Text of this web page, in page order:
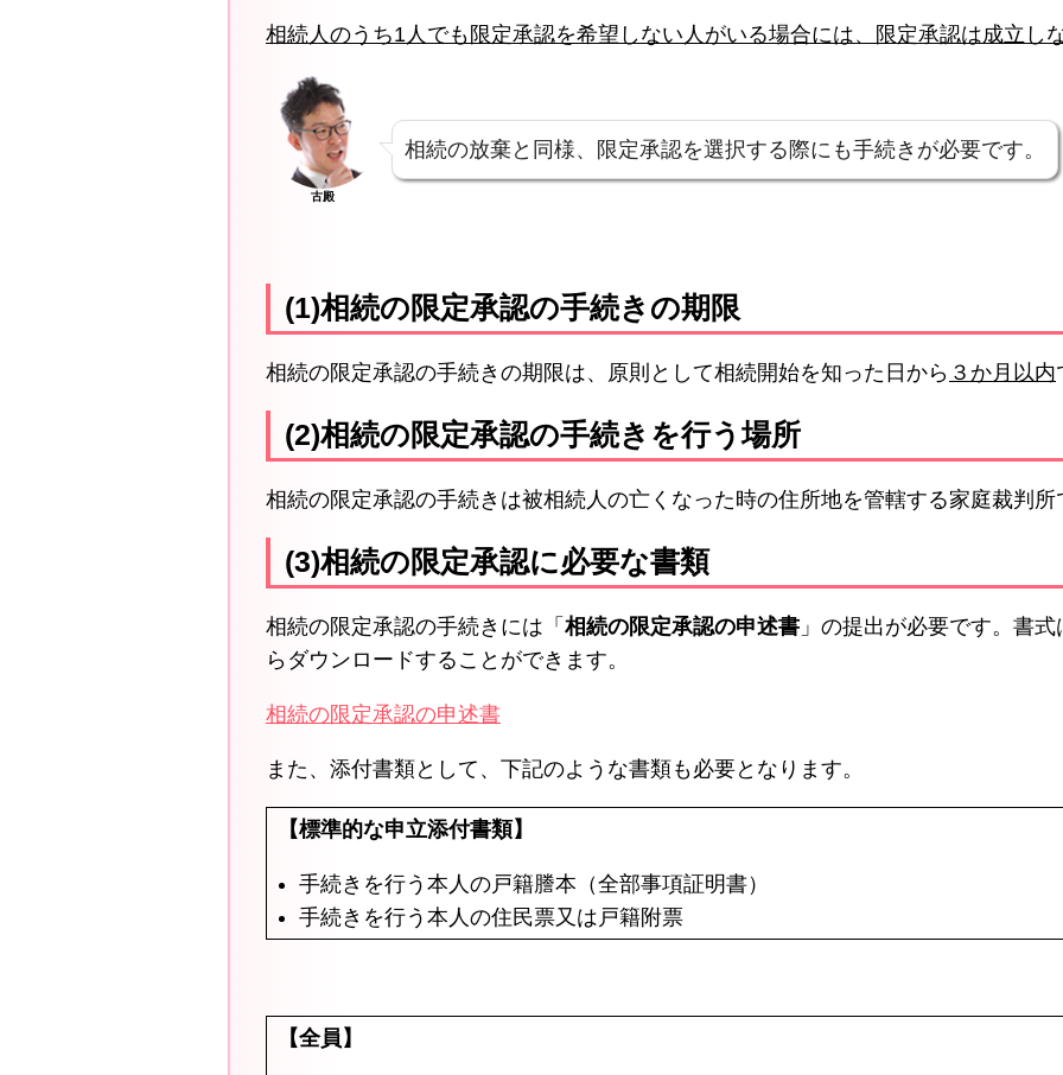
相続人のうち1人でも限定承認を希望しない人がいる場合には、限定承認は成立し
古殿
相続の放棄と同様、限定承認を選択する際にも手続きが必要です。
(1)相続の限定承認の手続きの期限
相続の限定承認の手続きの期限は、原則として相続開始を知った日から ３か月以内
(2)相続の限定承認の手続きを行う場所
相続の限定承認の手続きは被相続人の亡くなった時の住所地を管轄する家庭裁判所
(3)相続の限定承認に必要な書類
相続の限定承認の手続きには「 相続の限定承認の申述書 」の提出が必要です。書
らダウンロードすることができます。
相続の限定承認の申述書
また、添付書類として、下記のような書類も必要となります。
【標準的な申立添付書類】
手続きを行う本人の戸籍謄本（全部事項証明書）
手続きを行う本人の住民票又は戸籍附票
【全員】